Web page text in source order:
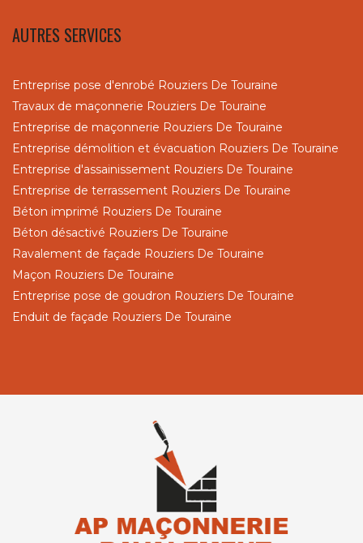
AUTRES SERVICES
Entreprise pose d'enrobé Rouziers De Touraine
Travaux de maçonnerie Rouziers De Touraine
Entreprise de maçonnerie Rouziers De Touraine
Entreprise démolition et évacuation Rouziers De Touraine
Entreprise d'assainissement Rouziers De Touraine
Entreprise de terrassement Rouziers De Touraine
Béton imprimé Rouziers De Touraine
Béton désactivé Rouziers De Touraine
Ravalement de façade Rouziers De Touraine
Maçon Rouziers De Touraine
Entreprise pose de goudron Rouziers De Touraine
Enduit de façade Rouziers De Touraine